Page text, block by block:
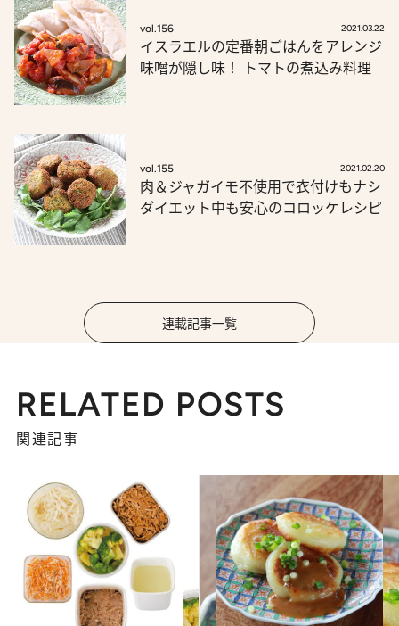
vol.156 2021.03.22
イスラエルの定番朝ごはんをアレンジ
味噌が隠し味！ トマトの煮込み料理
vol.155 2021.02.20
肉＆ジャガイモ不使用で衣付けもナシ
ダイエット中も安心のコロッケレシピ
連載記事一覧
RELATED POSTS
関連記事